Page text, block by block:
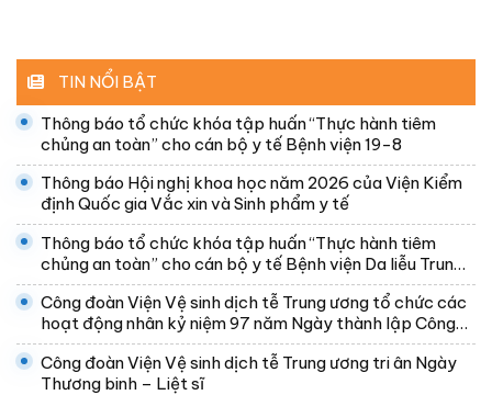
TIN NỔI BẬT
Thông báo tổ chức khóa tập huấn “Thực hành tiêm
chủng an toàn” cho cán bộ y tế Bệnh viện 19-8
Thông báo Hội nghị khoa học năm 2026 của Viện Kiểm
định Quốc gia Vắc xin và Sinh phẩm y tế
Thông báo tổ chức khóa tập huấn “Thực hành tiêm
chủng an toàn” cho cán bộ y tế Bệnh viện Da liễu Trung
ương
Công đoàn Viện Vệ sinh dịch tễ Trung ương tổ chức các
hoạt động nhân kỷ niệm 97 năm Ngày thành lập Công
đoàn Việt Nam
Công đoàn Viện Vệ sinh dịch tễ Trung ương tri ân Ngày
Thương binh – Liệt sĩ